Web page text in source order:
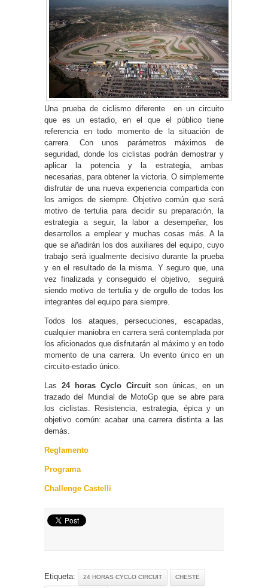
Una prueba de ciclismo diferente en un circuito
que es un estadio, en el que el público tiene
referencia en todo momento de la situación de
carrera. Con unos parámetros máximos de
seguridad, donde los ciclistas podrán demostrar y
aplicar la potencia y la estrategia, ambas
necesarias, para obtener la victoria. O simplemente
disfrutar de una nueva experiencia compartida con
los amigos de siempre. Objetivo común que será
motivo de tertulia para decidir su preparación, la
estrategia a seguir, la labor a desempeñar, los
desarrollos a emplear y muchas cosas más. A la
que se añadirán los dos auxiliares del equipo, cuyo
trabajo será igualmente decisivo durante la prueba
y en el resultado de la misma. Y seguro que, una
vez finalizada y conseguido el objetivo, seguirá
siendo motivo de tertulia y de orgullo de todos los
integrantes del equipo para siempre.
Todos los ataques, persecuciones, escapadas,
cualquier maniobra en carrera será contemplada por
los aficionados que disfrutarán al máximo y en todo
momento de una carrera. Un evento único en un
circuito-estadio único.
Las 24 horas Cyclo Circuitson únicas, en un
trazado del Mundial de MotoGp que se abre para
los ciclistas. Resistencia, estrategia, épica y un
objetivo común: acabar una carrera distinta a las
demás.
Reglamento
Programa
Challenge Castelli
Etiqueta: 24 HORAS CYCLO CIRCUIT CHESTE